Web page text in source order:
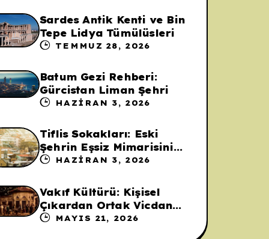
Sardes Antik Kenti ve Bin
Tepe Lidya Tümülüsleri
TEMMUZ 28, 2026
Batum Gezi Rehberi:
Gürcistan Liman Şehri
HAZIRAN 3, 2026
Tiflis Sokakları: Eski
Şehrin Eşsiz Mimarisini
Keşfedin!
HAZIRAN 3, 2026
Vakıf Kültürü: Kişisel
Çıkardan Ortak Vicdana
Uzanan Köprü
MAYIS 21, 2026